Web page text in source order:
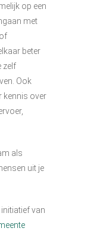
op een
met
beter
zelf
Ook
kennis over
als
uit je
van